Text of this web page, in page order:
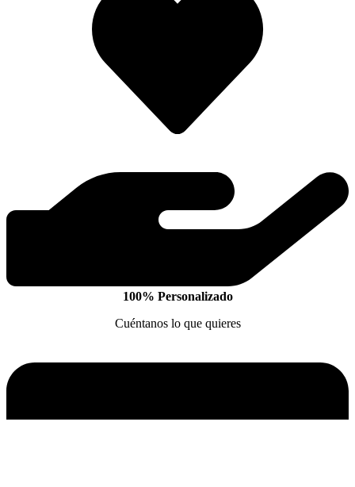
100% Personalizado
Cuéntanos lo que quieres